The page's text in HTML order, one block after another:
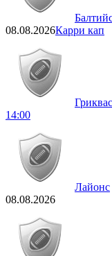
08.08.2026Карри кап
Гриквас
14:00
Лайонс
08.08.2026